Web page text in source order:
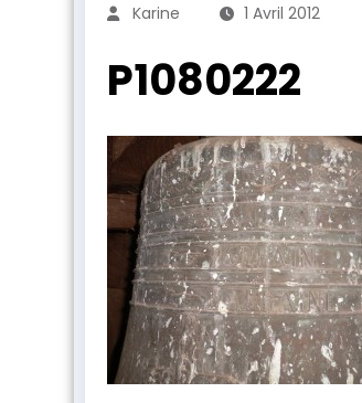
Karine 1 Avril 2012
P1080222